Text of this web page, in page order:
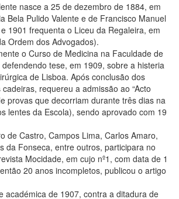
nasce a 25 de dezembro de 1884, em
Bela Pulido Valente e de Francisco Manuel
1901 frequenta o Liceu da Regaleira, em
Ordem dos Advogados).
o Curso de Medicina na Faculdade de
tese, em 1909, sobre a histeria
de Lisboa. Após conclusão dos
requereu a admissão ao “Acto
provas que decorriam durante três dias na
lentes da Escola), sendo aprovado com 19
de Castro, Campos Lima, Carlos Amaro,
da Fonseca, entre outros, participara no
Mocidade, em cujo nº1, com data de 1
20 anos incompletos, publicou o artigo
académica de 1907, contra a ditadura de